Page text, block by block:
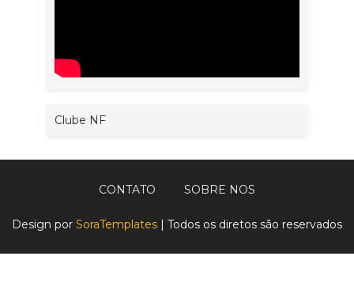
Clube NF
CONTATO SOBRE NOS
Design por SoraTemplates | Todos os diretos são reservados